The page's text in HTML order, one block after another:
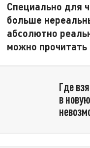
Специально для
больше
абсолютно
можно
Где
в